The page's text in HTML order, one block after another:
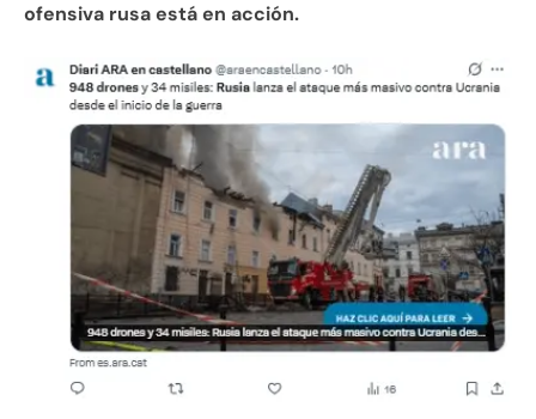
ofensiva rusa está en acción.